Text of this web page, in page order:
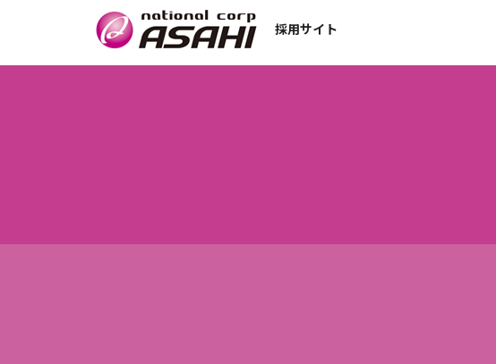
採用サイト